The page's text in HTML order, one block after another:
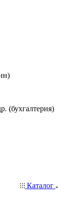
(бухгалтерия)
Каталог